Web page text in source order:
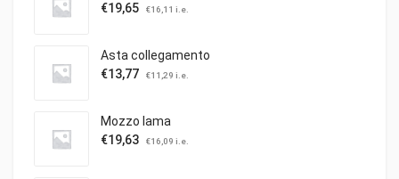
€19,65 €16,11 i.e.
Asta collegamento
€13,77 €11,29 i.e.
Mozzo lama
€19,63 €16,09 i.e.